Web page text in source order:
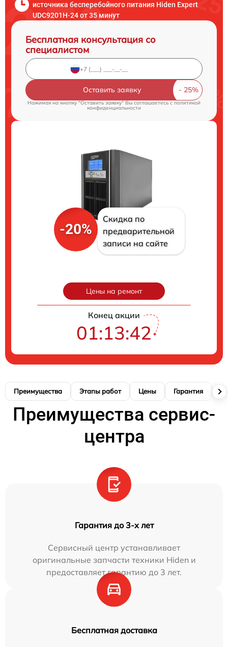
источника бесперебойного питания Hiden Expert
UDC9201H-24 от 35 минут
Бесплатная консультация со
специалистом
Оставить заявку
Нажимая на кнопку "Оставить заявку" Вы соглашаетесь c политикой
конфиденциальности
-20%
Скидка по
предварительной
записи на сайте
Цены на ремонт
Конец акции
01:13:40
Преимущества Этапы работ Цены Гарантия
Преимущества сервис-
центра
Гарантия до 3-х лет
Сервисный центр устанавливает
оригинальные запчасти техники Hiden и
предоставляет гарантию до 3 лет.
Бесплатная доставка